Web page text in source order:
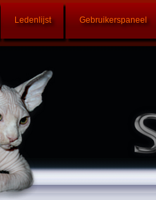
Ledenlijst Gebruikerspaneel